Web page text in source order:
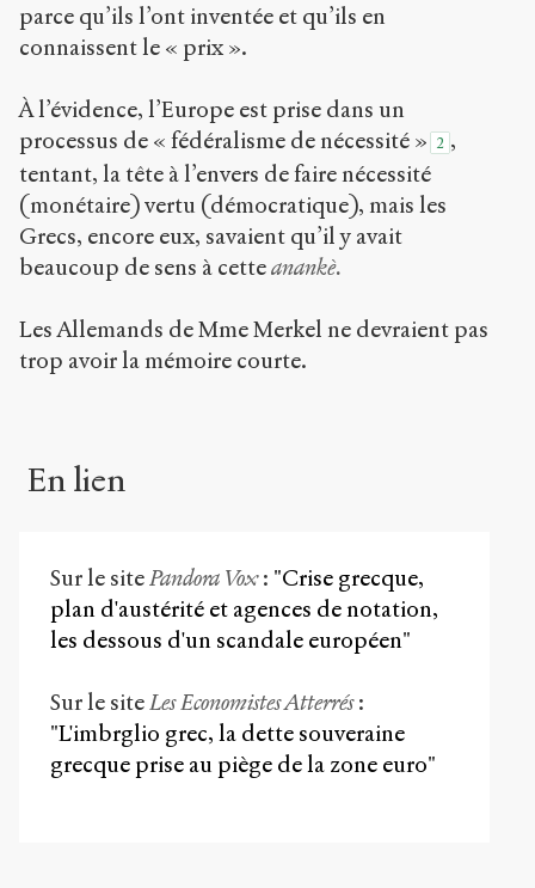
parce qu’ils l’ont inventée et qu’ils en
connaissent le « prix ».
À l’évidence, l’Europe est prise dans un
processus de « fédéralisme de nécessité » 2 ,
tentant, la tête à l’envers de faire nécessité
(monétaire) vertu (démocratique), mais les
Grecs, encore eux, savaient qu’il y avait
beaucoup de sens à cetteanankè.
Les Allemands de Mme Merkel ne devraient pas
trop avoir la mémoire courte.
En lien
Sur le sitePandora Vox: "Crise grecque,
plan d'austérité et agences de notation,
les dessous d'un scandale européen"
Sur le siteLes Economistes Atterrés:
"L'imbrglio grec, la dette souveraine
grecque prise au piège de la zone euro"